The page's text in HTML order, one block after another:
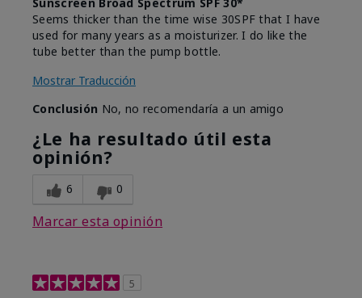
Sunscreen Broad Spectrum SPF 30*
Seems thicker than the time wise 30SPF that I have
used for many years as a moisturizer. I do like the
tube better than the pump bottle.
Mostrar Traducción
Conclusión No, no recomendaría a un amigo
¿Le ha resultado útil esta
opinión?
6 0
Marcar esta opinión
5